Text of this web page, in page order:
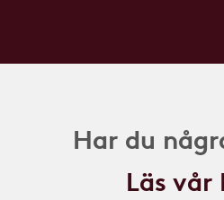
Har du
Läs vår